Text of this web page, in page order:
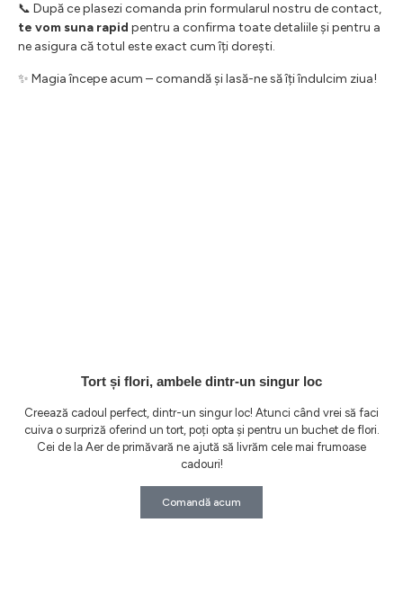
📞 După ce plasezi comanda prin formularul nostru de contact,
te vom suna rapid pentru a confirma toate detaliile și pentru a
ne asigura că totul este exact cum îți dorești.
✨ Magia începe acum – comandă și lasă-ne să îți îndulcim ziua!
Tort și flori, ambele dintr-un singur loc
Creează cadoul perfect, dintr-un singur loc! Atunci când vrei să faci
cuiva o surpriză oferind un tort, poți opta și pentru un buchet de flori.
Cei de la Aer de primăvară ne ajută să livrăm cele mai frumoase
cadouri!
Comandă acum